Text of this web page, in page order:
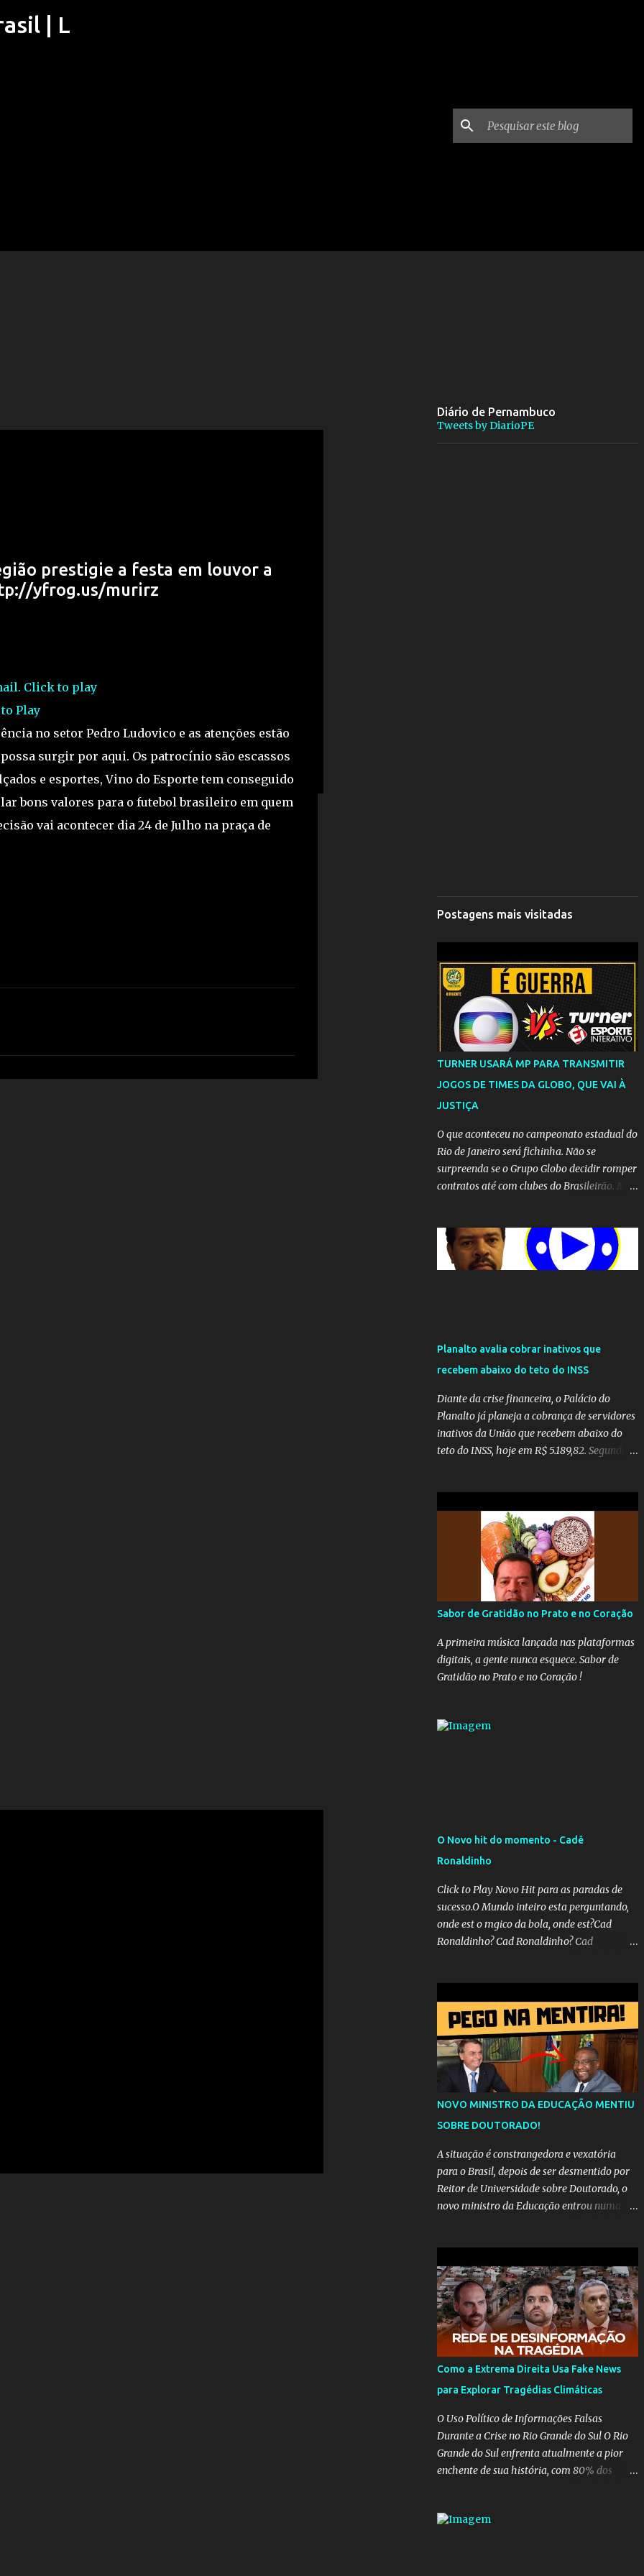
| L
prestigie a festa em louvor a
yfrog.us/murirz
Play
no setor Pedro Ludovico e as atenções estão
surgir por aqui. Os patrocínio são escassos
e esportes, Vino do Esporte tem conseguido
bons valores para o futebol brasileiro em quem
vai acontecer dia 24 de Julho na praça de
Diário de Pernambuco
Tweets by DiarioPE
Postagens mais visitadas
TURNER USARÁ MP PARA TRANSMITIR
JOGOS DE TIMES DA GLOBO, QUE VAI À
JUSTIÇA
O que aconteceu no campeonato estadual do
Rio de Janeiro será fichinha. Não se
surpreenda se o Grupo Globo decidir romper
contratos até com clubes do Brasileirão. Mas
seu monopólio.
Planalto avalia cobrar inativos que
recebem abaixo do teto do INSS
Diante da crise financeira, o Palácio do
Planalto já planeja a cobrança de servidores
inativos da União que recebem abaixo do
teto do INSS, hoje em R$ 5.189,82. Segundo
Atualmente, os inativos da União recolhem
11% sobre o que vai além do teto do INSS. A
ideia é aumentar o percentual de
recolhimento para 14%. De acordo com a
publicação, a reforma da Previdência Social
também está sendo analisada pelos
governadores, que querem subir a taxa de
recolhimento. Nesse caso, seriam atingidos
os inativos da União e dos estados.
Atualmente, o teto do INSS é de R$ 5.189,82
Sabor de Gratidão no Prato e no Coração
A primeira música lançada nas plataformas
digitais, a gente nunca esquece. Sabor de
Gratidão no Prato e no Coração !
O Novo hit do momento - Cadê
Ronaldinho
Click to Play Novo Hit para as paradas de
sucesso.O Mundo inteiro esta perguntando,
onde est o mgico da bola, onde est?Cad
Ronaldinho? Cad Ronaldinho? Cad
NOVO MINISTRO DA EDUCAÇÃO MENTIU
SOBRE DOUTORADO!
A situação é constrangedora e vexatória
para o Brasil, depois de ser desmentido por
Reitor de Universidade sobre Doutorado, o
novo ministro da Educação entrou numa
muito preocupante. Como confiar em
alguém que mente sobre o próprio
currículo? O ministério da Educação é um
dos mais importantes do governo, em um
ano e meio vai ter o seu terceiro ministro no
comando, depois da insensatez de Vélez e as
que a ala influenciada por Olavo de
Carvalho tinha perdido força na gestão...
Mas as mentiras de Carlos Alberto Decotelli
podem trazer mais problemas do que
soluções a Educação brasileira, afinal de
esta querendo auferir vantagens pessoais
Como a Extrema Direita Usa Fake News
para Explorar Tragédias Climáticas
O Uso Político de Informações Falsas
Durante a Crise no Rio Grande do Sul O Rio
Grande do Sul enfrenta atualmente a pior
enchente de sua história, com 80% dos
muitos se mobilizam para realizar resgates